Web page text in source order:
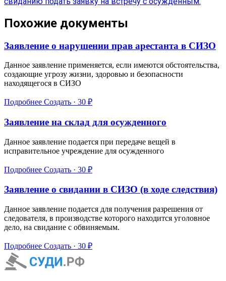
Похожие документы
Заявление о нарушении прав арестанта в СИЗО
Данное заявление применяется, если имеются обстоятельства,
создающие угрозу жизни, здоровью и безопасности
находящегося в СИЗО
Подробнее Создать · 30 ₽
Заявление на склад для осужденного
Данное заявление подается при передаче вещей в
исправительное учреждение для осужденного
Подробнее Создать · 30 ₽
Заявление о свидании в СИЗО (в ходе следствия)
Данное заявление подается для получения разрешения от
следователя, в производстве которого находится уголовное
дело, на свидание с обвиняемым.
Подробнее Создать · 30 ₽